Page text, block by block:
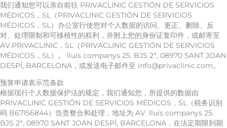
我们通知您可以亲自前往 PRIVACLINIC GESTIÓN DE SERVICIOS
MÉDICOS，SL（PRIVACLINIC GESTIÓN DE SERVICIOS
MÉDICOS，SL）办公室行使您对个人数据的访问、更正、删除、反
对、处理限制和可移植性的权利，并附上您的身份证复印件，或邮寄至
AV.PRIVACLINIC，SL（PRIVACLINIC GESTIÓN DE SERVICIOS
MÉDICOS，SL）。 lluís companys 25. BJS 2ª, 08970 SANT JOAN
DESPÍ, BARCELONA，或发送电子邮件至 info@privaclinic.com。
预算申请表示范条款
根据现行个人数据保护法的规定，我们通知您，所提供的数据由
PRIVACLINIC GESTIÓN DE SERVICIOS MÉDICOS，SL（税务识别
码 B67156844）负责整合和处理，地址为 AV. lluís companys 25.
BJS 2ª, 08970 SANT JOAN DESPÍ, BARCELONA，在法定期限到期